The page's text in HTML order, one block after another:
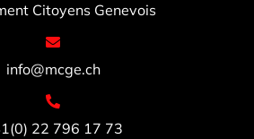
Citoyens Genevois
info@mcge.ch
22 796 17 73